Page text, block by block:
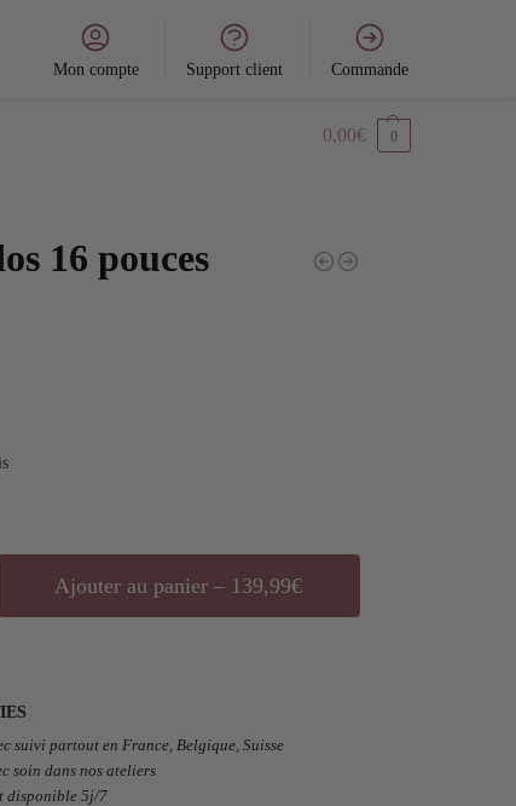
Mon compte Support client Commande
0,00€ 0
16 pouces
Ajouter au panier – 139,99€
suivi partout en France, Belgique, Suisse
soin dans nos ateliers
disponible 5j/7